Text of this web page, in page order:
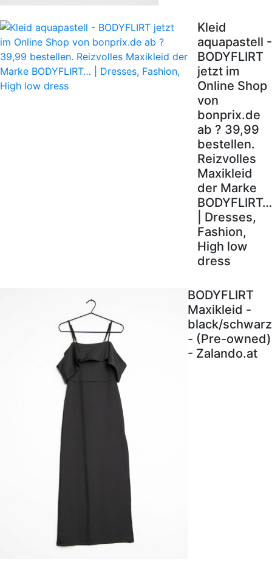
Kleid
aquapastell -
BODYFLIRT
jetzt im
Online Shop
von
bonprix.de
ab ? 39,99
bestellen.
Reizvolles
Maxikleid
der Marke
BODYFLIRT…
| Dresses,
Fashion,
High low
dress
BODYFLIRT
Maxikleid -
black/schwarz
- (Pre-owned)
- Zalando.at